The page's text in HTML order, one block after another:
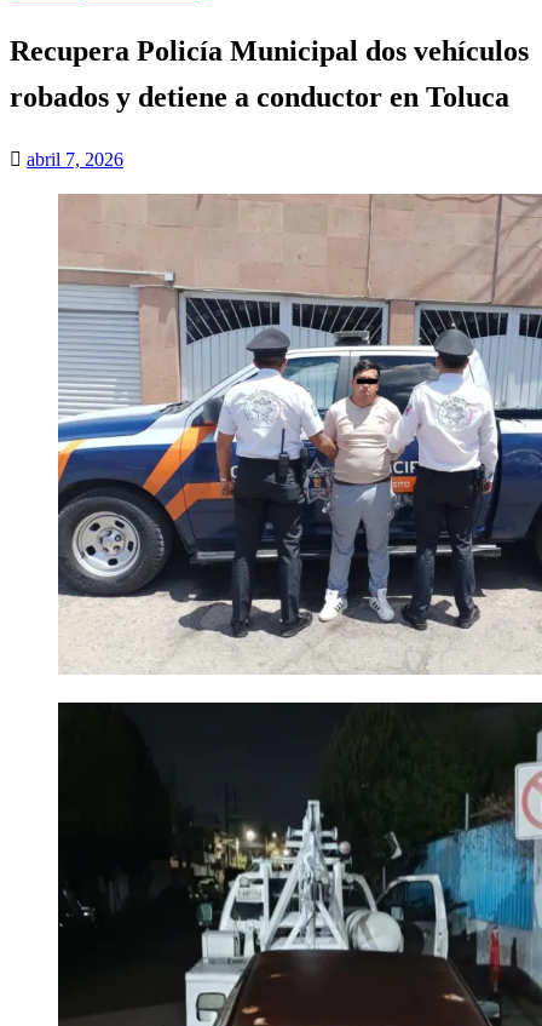
Recupera Policía Municipal dos vehículos
robados y detiene a conductor en Toluca
Publicado
abril 7, 2026